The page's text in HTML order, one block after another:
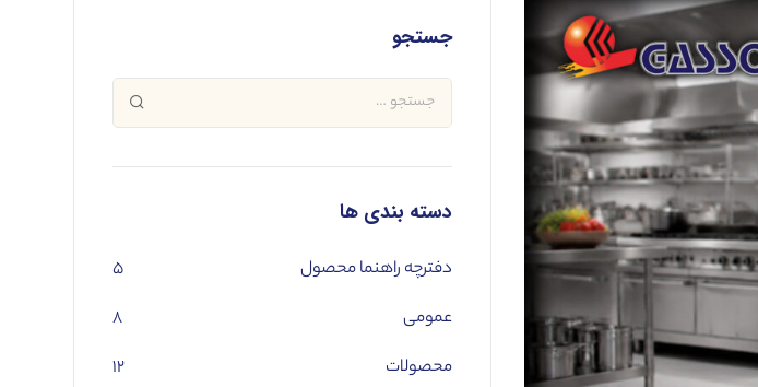
جستجو
دسته بندی ها
دفترچه راهنما محصول
۵
عمومی
۸
محصولات
۱۲